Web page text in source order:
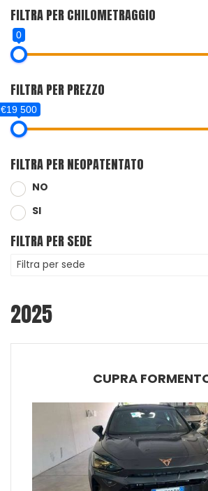
FILTRA PER CHILOMETRAGGIO
0
FILTRA PER PREZZO
€19 500
FILTRA PER NEOPATENTATO
NO
SI
FILTRA PER SEDE
Filtra per sede
2025
CUPRA